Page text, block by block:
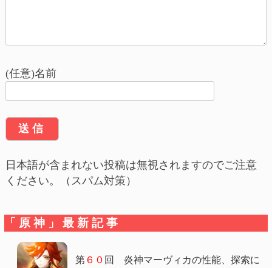
ン
(任意)名前
日本語が含まれない投稿は無視されますのでご注意
ください。（スパム対策）
「原神」最新記事
第６０ 回 炎神マーヴィカの性能、探索に